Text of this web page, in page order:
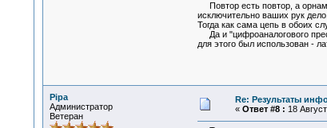
Повтор есть повтор, а
исключительно ваших рук
Тогда как сама цепь в обоих
Да и "цифроаналогового
для этого был использован -
Pipa
Администратор
Ветеран
Re: Результаты
« Ответ #8 : 18